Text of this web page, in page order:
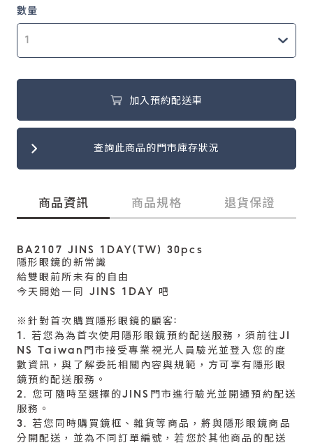
數量
加入預約配送車
查詢此商品的門市庫存狀況
商品資訊 商品規格 退貨保證
BA2107 JINS 1DAY(TW) 30pcs
隱形眼鏡的新常識
給雙眼前所未有的自由
今天開始一同 JINS 1DAY 吧
※針對首次購買隱形眼鏡的顧客:
1. 若您為為首次使用隱形眼鏡預約配送服務，須前往JI
NS Taiwan門市接受專業視光人員驗光並登入您的度
數資訊，與了解委託相關內容與規範，方可享有隱形眼
鏡預約配送服務。
2. 您可隨時至選擇的JINS門市進行驗光並開通預約配送
服務。
3. 若您同時購買鏡框、雜貨等商品，將與隱形眼鏡商品
分開配送，並為不同訂單編號，若您於其他商品的配送